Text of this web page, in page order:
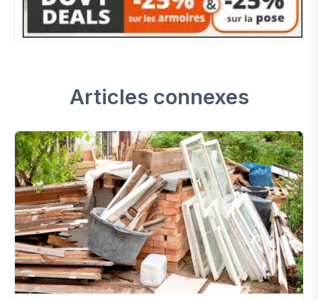
Articles connexes